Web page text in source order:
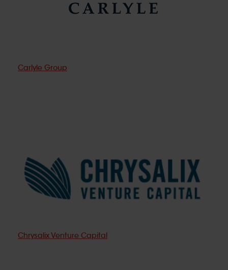
Carlyle Group
Chrysalix Venture Capital